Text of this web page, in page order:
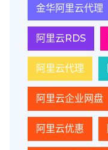
金华阿里云代理
阿里云RDS
阿里云代理
阿里云企业网盘
阿里云优惠